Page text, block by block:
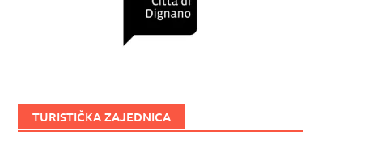
TURISTIČKA ZAJEDNICA